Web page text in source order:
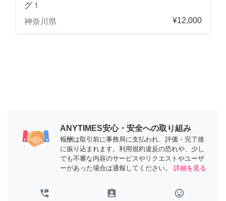
グ！
神奈川県
¥12,000
ANYTIMES安心・安全への取り組み
報酬は取引前に事務局に支払われ、評価・完了後
に振り込まれます。利用規約違反の恐れや、少し
でも不審な内容のサービスやリクエストやユーザ
ーがあった場合は通報してください。
詳細を見る
perm_phone_msg assignment_ind tag_faces